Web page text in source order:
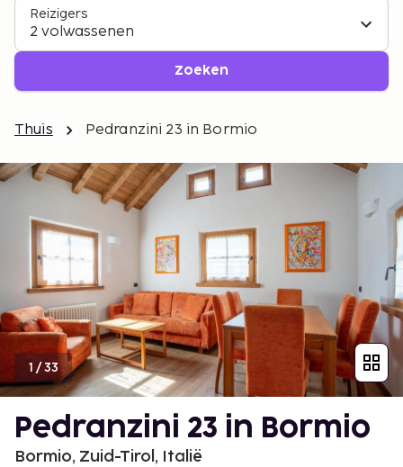
Reizigers
2 volwassenen
Zoeken
Thuis Pedranzini 23 in Bormio
1 /33
Pedranzini 23 in Bormio
Bormio, Zuid-Tirol, Italië